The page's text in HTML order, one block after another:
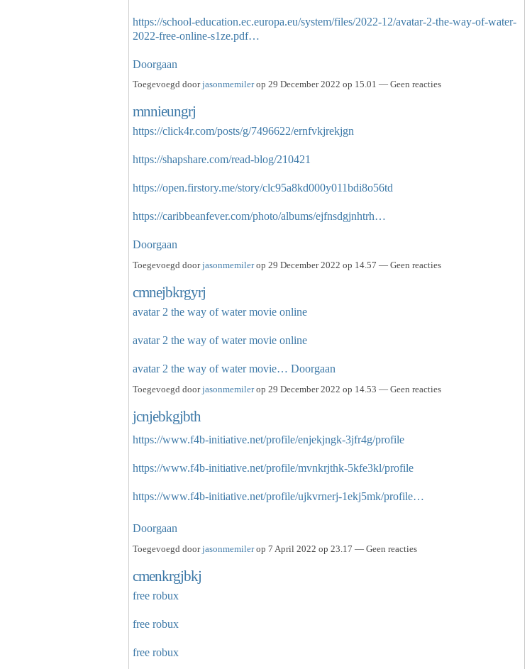
https://school-education.ec.europa.eu/system/files/2022-12/avatar-2-the-way-of-water-
2022-free-online-s1ze.pdf…
Doorgaan
Toegevoegd doorjasonmemilerop 29 December 2022 op 15.01 — Geen reacties
mnnieungrj
https://click4r.com/posts/g/7496622/ernfvkjrekjgn
https://shapshare.com/read-blog/210421
https://open.firstory.me/story/clc95a8kd000y011bdi8o56td
https://caribbeanfever.com/photo/albums/ejfnsdgjnhtrh…
Doorgaan
Toegevoegd doorjasonmemilerop 29 December 2022 op 14.57 — Geen reacties
cmnejbkrgyrj
avatar 2 the way of water movie online
avatar 2 the way of water movie online
avatar 2 the way of water movie… Doorgaan
Toegevoegd doorjasonmemilerop 29 December 2022 op 14.53 — Geen reacties
jcnjebkgjbth
https://www.f4b-initiative.net/profile/enjekjngk-3jfr4g/profile
https://www.f4b-initiative.net/profile/mvnkrjthk-5kfe3kl/profile
https://www.f4b-initiative.net/profile/ujkvrnerj-1ekj5mk/profile…
Doorgaan
Toegevoegd doorjasonmemilerop 7 April 2022 op 23.17 — Geen reacties
cmenkrgjbkj
free robux
free robux
free robux